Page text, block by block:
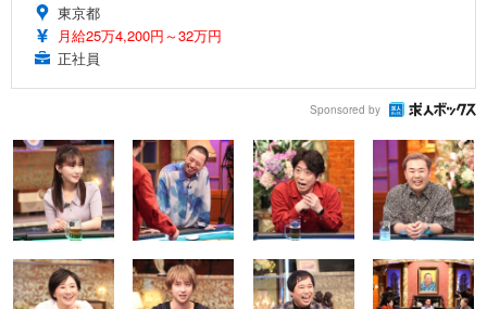
東京都
月給25万4,200円～32万円
正社員
Sponsored by